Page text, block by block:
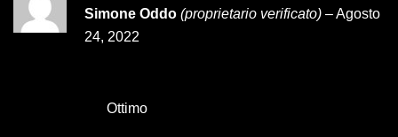
Valutato5su
5
Simone Oddo (proprietario verificato) –Agosto
24, 2022
Ottimo